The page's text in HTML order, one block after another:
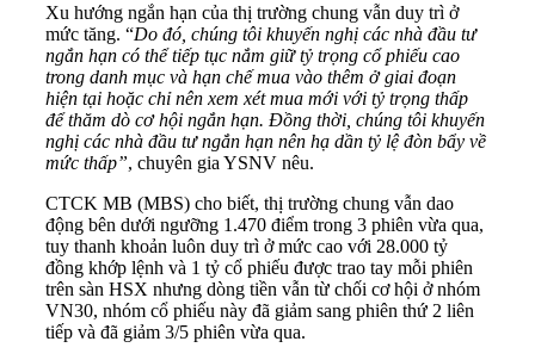
Xu hướng ngắn hạn của thị trường chung vẫn duy trì ở
mức tăng. “Do đó, chúng tôi khuyến nghị các nhà đầu tư
ngắn hạn có thể tiếp tục nắm giữ tỷ trọng cổ phiếu cao
trong danh mục và hạn chế mua vào thêm ở giai đoạn
hiện tại hoặc chỉ nên xem xét mua mới với tỷ trọng thấp
để thăm dò cơ hội ngắn hạn. Đồng thời, chúng tôi khuyến
nghị các nhà đầu tư ngắn hạn nên hạ dần tỷ lệ đòn bẩy về
mức thấp”, chuyên gia YSNV nêu.
CTCK MB (MBS) cho biết, thị trường chung vẫn dao
động bên dưới ngưỡng 1.470 điểm trong 3 phiên vừa qua,
tuy thanh khoản luôn duy trì ở mức cao với 28.000 tỷ
đồng khớp lệnh và 1 tỷ cổ phiếu được trao tay mỗi phiên
trên sàn HSX nhưng dòng tiền vẫn từ chối cơ hội ở nhóm
VN30, nhóm cổ phiếu này đã giảm sang phiên thứ 2 liên
tiếp và đã giảm 3/5 phiên vừa qua.